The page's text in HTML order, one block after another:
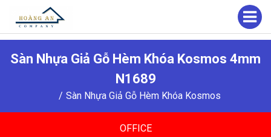
Sàn Nhựa Giả Gỗ Hèm Khóa Kosmos 4mm
N1689
Sàn Nhựa Giả Gỗ Hèm Khóa Kosmos
OFFICE